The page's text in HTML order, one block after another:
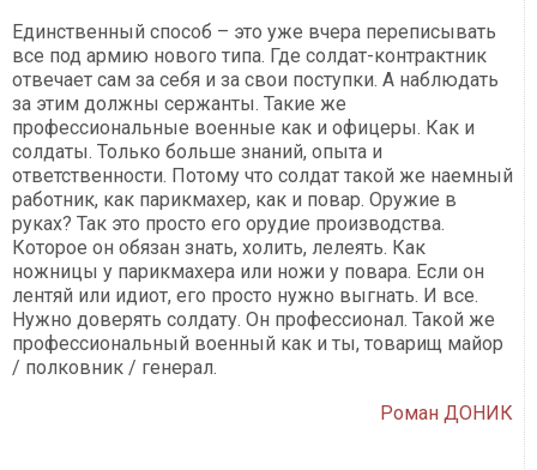
Единственный способ – это уже вчера переписывать
все под армию нового типа. Где солдат-контрактник
отвечает сам за себя и за свои поступки. А наблюдать
за этим должны сержанты. Такие же
профессиональные военные как и офицеры. Как и
солдаты. Только больше знаний, опыта и
ответственности. Потому что солдат такой же наемный
работник, как парикмахер, как и повар. Оружие в
руках? Так это просто его орудие производства.
Которое он обязан знать, холить, лелеять. Как
ножницы у парикмахера или ножи у повара. Если он
лентяй или идиот, его просто нужно выгнать. И все.
Нужно доверять солдату. Он профессионал. Такой же
профессиональный военный как и ты, товарищ майор
/ полковник / генерал.
Роман ДОНИК